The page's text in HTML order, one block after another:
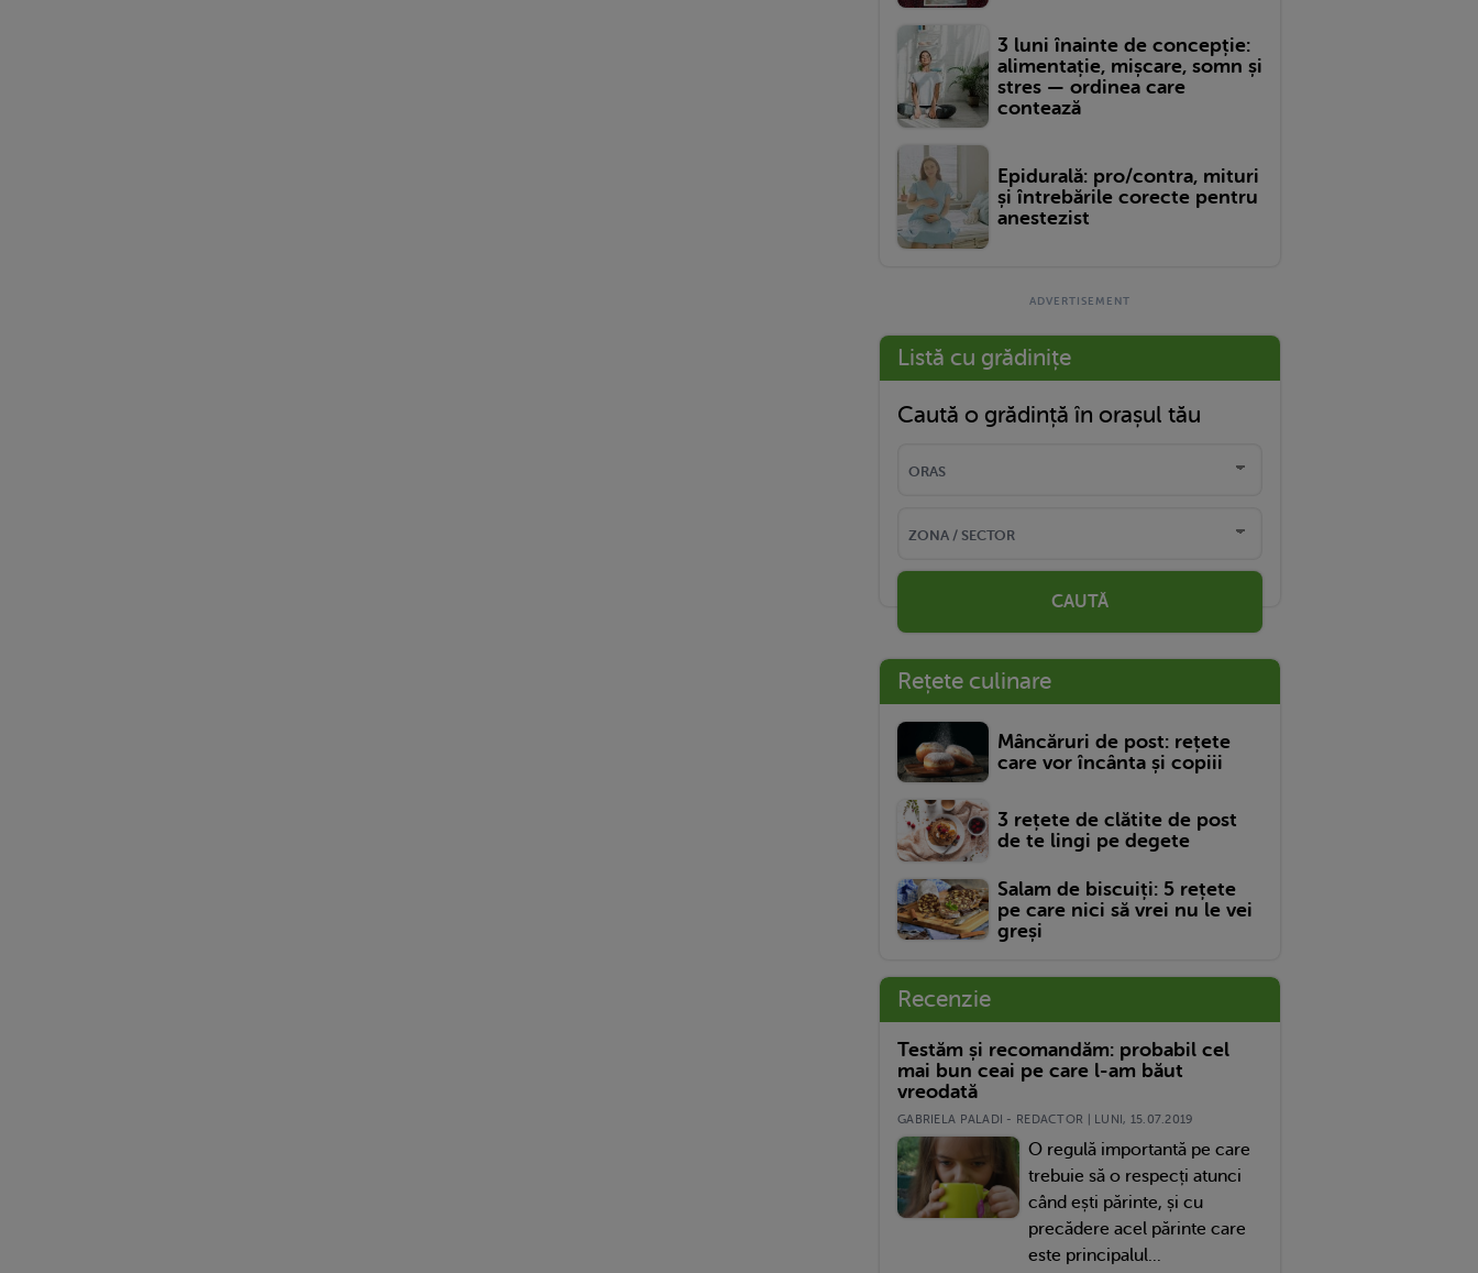
3 luni înainte de concepție:
alimentație, mișcare, somn și
stres — ordinea care
contează
Epidurală: pro/contra, mituri
și întrebările corecte pentru
anestezist
Listă cu grădinițe
Caută o grădință în orașul tău
CAUTĂ
Rețete culinare
Mâncăruri de post: rețete
care vor încânta și copiii
3 rețete de clătite de post
de te lingi pe degete
Salam de biscuiți: 5 rețete
pe care nici să vrei nu le vei
greși
Recenzie
Testăm și recomandăm: probabil cel
mai bun ceai pe care l-am băut
vreodată
GABRIELA PALADI - REDACTOR | LUNI, 15.07.2019
O regulă importantă pe care
trebuie să o respecți atunci
când ești părinte, și cu
precădere acel părinte care
este principalul...